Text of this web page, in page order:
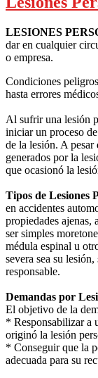
LESIONES
dar en cualquier
o empresa.
Condiciones
hasta errores
Al sufrir una lesión
iniciar un proceso
de la lesión. A pesar
generados por la
que ocasionó la
Tipos de Lesiones
en accidentes
propiedades ajenas,
ser simples
médula espinal u
severa sea su
responsable.
Demandas por
El objetivo de la
* Responsabilizar a
originó la lesión
* Conseguir que la
adecuada para su